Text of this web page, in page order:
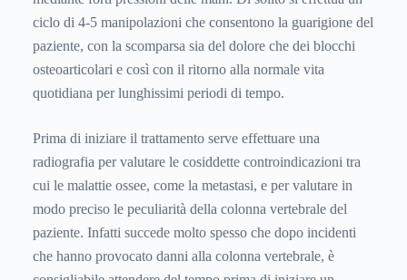
ciclo di 4-5 manipolazioni che consentono la guarigione del
paziente, con la scomparsa sia del dolore che dei blocchi
osteoarticolari e così con il ritorno alla normale vita
quotidiana per lunghissimi periodi di tempo.
Prima di iniziare il trattamento serve effettuare una
radiografia per valutare le cosiddette controindicazioni tra
cui le malattie ossee, come la metastasi, e per valutare in
modo preciso le peculiarità della colonna vertebrale del
paziente. Infatti succede molto spesso che dopo incidenti
che hanno provocato danni alla colonna vertebrale, è